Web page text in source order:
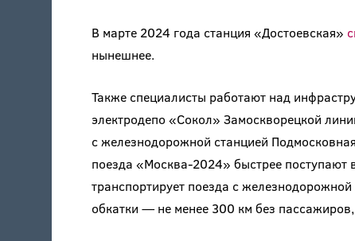
В марте 2024 года станция «Достоевская»
нынешнее.
Также специалисты работают над
электродепо «Сокол» Замоскворецкой
с железнодорожной станцией
поезда «Москва-2024» быстрее поступают
транспортирует поезда с
обкатки — не менее 300 км без